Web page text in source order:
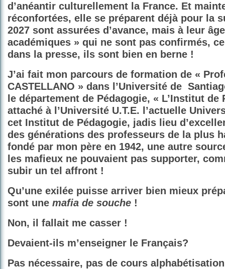
d’anéantir culturellement la France. Et
réconfortées, elle se préparent déjà pour la
2027 sont assurées d’avance, mais à leur
académiques » qui ne sont pas confirmés,
dans la presse, ils sont bien en berne !
J’ai fait mon parcours de formation de «
CASTELLANO » dans l’Université de
le département de Pédagogie, « L’Institut de
attaché à l’Université U.T.E. l’actuelle
cet Institut de Pédagogie, jadis lieu
des générations des professeurs de la plus
fondé par mon père en 1942, une autre
les mafieux ne pouvaient pas supporter,
subir un tel affront !
Qu’une exilée puisse arriver bien mieux
sont une mafia de souche !
Non, il fallait me casser !
Devaient-ils m’enseigner le Français?
Pas nécessaire, pas de cours